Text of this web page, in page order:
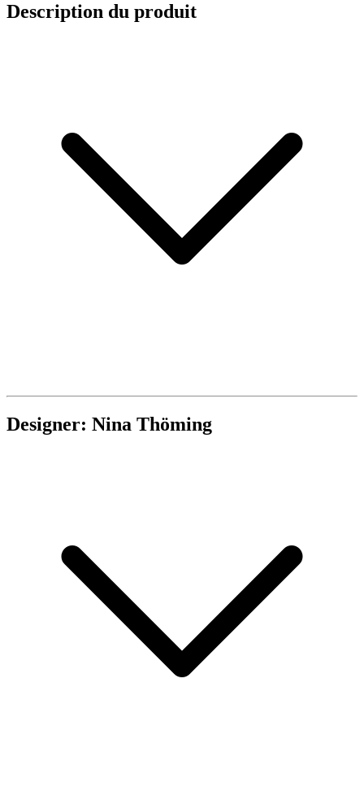
Description du produit
Designer: Nina Thöming